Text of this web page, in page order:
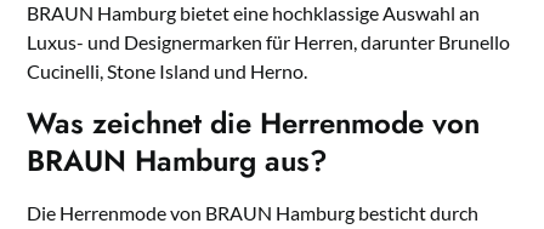
BRAUN Hamburg bietet eine hochklassige Auswahl an
Luxus- und Designermarken für Herren, darunter Brunello
Cucinelli, Stone Island und Herno.
Was zeichnet die Herrenmode von
BRAUN Hamburg aus?
Die Herrenmode von BRAUN Hamburg besticht durch